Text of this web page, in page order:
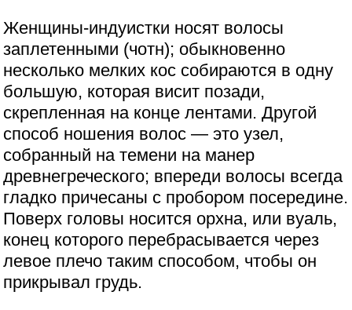
Женщины-индуистки носят волосы
заплетенными (чотн); обыкновенно
несколько мелких кос собираются в одну
большую, которая висит позади,
скрепленная на конце лентами. Другой
способ ношения волос — это узел,
собранный на темени на манер
древнегреческого; впереди волосы всегда
гладко причесаны с пробором посередине.
Поверх головы носится орхна, или вуаль,
конец которого перебрасывается через
левое плечо таким способом, чтобы он
прикрывал грудь.